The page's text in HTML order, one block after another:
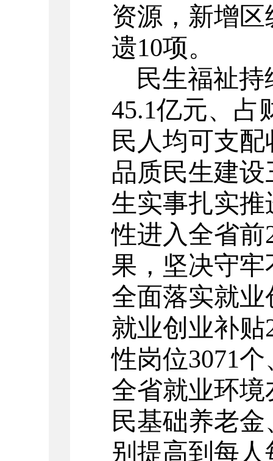
资源，新增区
遗10项。
民生福祉
45.1亿元、占
民人均可支
品质民生建
生实事扎实
性进入全省前
果，坚决守
全面落实就
就业创业补贴
性岗位3071个
全省就业环
民基础养老
别提高到每人